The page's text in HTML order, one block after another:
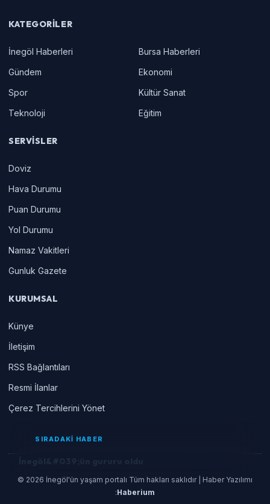
KATEGORILER
İnegöl Haberleri
Bursa Haberleri
Gündem
Ekonomi
Spor
Kültür Sanat
Teknoloji
Eğitim
SERVISLER
Doviz
Hava Durumu
Puan Durumu
Yol Durumu
Namaz Vakitleri
Gunluk Gazete
KURUMSAL
Künye
İletişim
RSS Bağlantıları
Resmi İlanlar
Çerez Tercihlerini Yönet
© 2026 İnegöl'ün yaşam portalı Tüm hakları saklıdır | Haber Yazılımı
:Haberium
SIRADAKİ HABER